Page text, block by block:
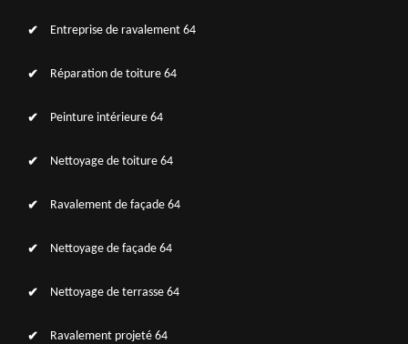
Entreprise de ravalement 64
Réparation de toiture 64
Peinture intérieure 64
Nettoyage de toiture 64
Ravalement de façade 64
Nettoyage de façade 64
Nettoyage de terrasse 64
Ravalement projeté 64